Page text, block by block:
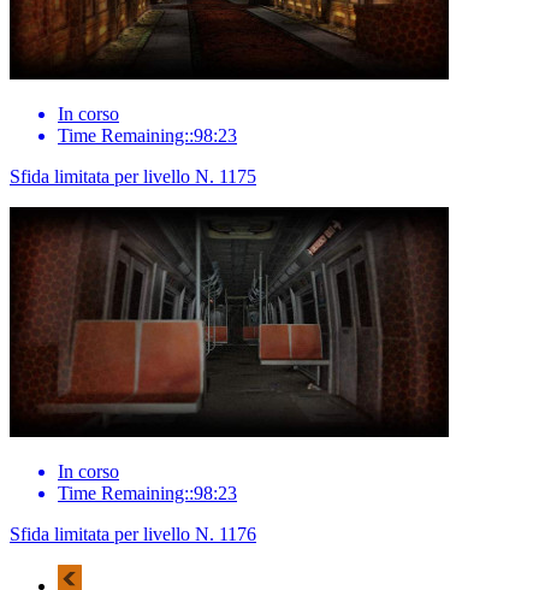
In corso
Time Remaining::98:23
Sfida limitata per livello N. 1175
In corso
Time Remaining::98:23
Sfida limitata per livello N. 1176